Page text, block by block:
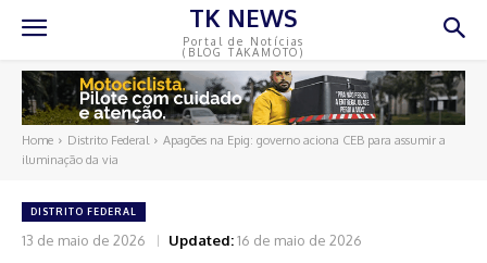
TK NEWS
Portal de Notícias
(BLOG TAKAMOTO)
Home Distrito Federal
Apagões na Epig: governo aciona CEB para assumir a
iluminação da via
DISTRITO FEDERAL
13 de maio de 2026 Updated:16 de maio de 2026